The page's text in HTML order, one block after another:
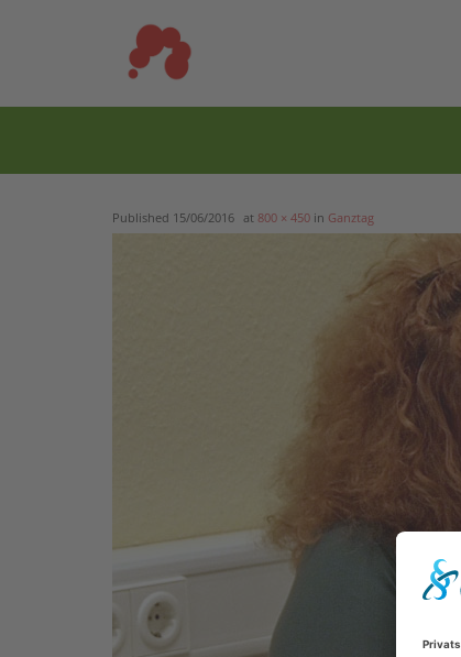
Published 15/06/2016 at 800 × 450 in Ganztag